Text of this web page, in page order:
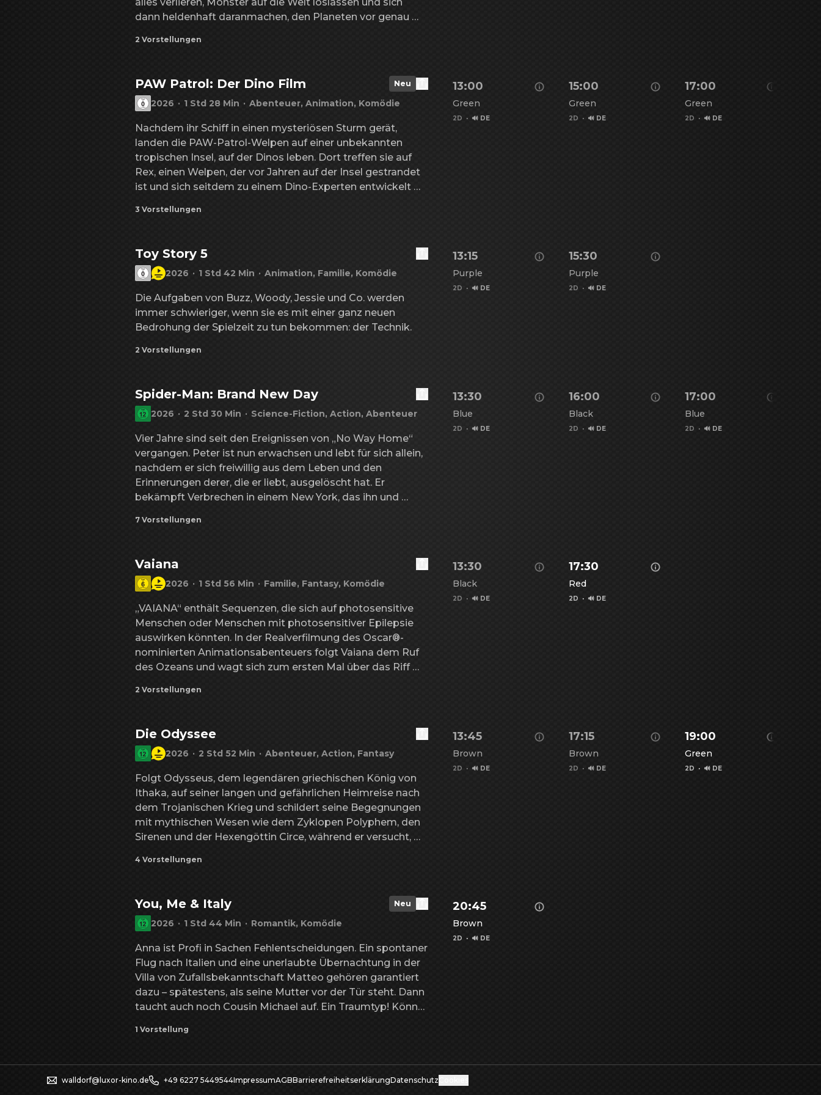
dann heldenhaft daranmachen, den Planeten vor genau
2 Vorstellungen
PAW Patrol: Der Dino Film Neu
2026 · 1 Std 28 Min · Abenteuer, Animation, Komödie
Nachdem ihr Schiff in einen mysteriösen Sturm gerät,
landen die PAW-Patrol-Welpen auf einer unbekannten
tropischen Insel, auf der Dinos leben. Dort treffen sie auf
Rex, einen Welpen, der vor Jahren auf der Insel gestrandet
ist und sich seitdem zu einem Dino-Experten entwickelt
Patrol, rücksichtslos mit dem Abbau der natürlichen
den Ausbruch eines großen Vulkans aus. Die PAW-Patrol-
Welpen werden in eine Reihe von spannenden, riesigen
Dinosaurier-Rettungsaktionen verwickelt, größer als alles,
aufhalten müssen, um die Insel zu schützen.
3 Vorstellungen
13:00
Green
2D · 🔊 DE
15:00
Green
2D · 🔊 DE
17:00
Green
2D · 🔊 DE
Toy Story 5
2026 · 1 Std 42 Min · Animation, Familie, Komödie
Die Aufgaben von Buzz, Woody, Jessie und Co. werden
immer schwieriger, wenn sie es mit einer ganz neuen
Bedrohung der Spielzeit zu tun bekommen: der Technik.
2 Vorstellungen
13:15
Purple
2D · 🔊 DE
15:30
Purple
2D · 🔊 DE
Spider-Man: Brand New Day
2026 · 2 Std 30 Min · Science-Fiction, Action, Abenteuer
Vier Jahre sind seit den Ereignissen von „No Way Home“
vergangen. Peter ist nun erwachsen und lebt für sich allein,
nachdem er sich freiwillig aus dem Leben und den
Erinnerungen derer, die er liebt, ausgelöscht hat. Er
bekämpft Verbrechen in einem New York, das ihn und
dem Schutz seiner Stadt: Spider-Man in Vollzeit. Doch mit
überraschende körperliche Veränderung aus, die seine
Existenz bedroht – gerade als eine seltsame neue Art von
Verbrechen eine der mächtigsten Bedrohungen
7 Vorstellungen
13:30
Blue
2D · 🔊 DE
16:00
Black
2D · 🔊 DE
17:00
Blue
2D · 🔊 DE
Vaiana
2026 · 1 Std 56 Min · Familie, Fantasy, Komödie
„VAIANA“ enthält Sequenzen, die sich auf photosensitive
Menschen oder Menschen mit photosensitiver Epilepsie
auswirken könnten. In der Realverfilmung des Oscar®-
nominierten Animationsabenteuers folgt Vaiana dem Ruf
des Ozeans und wagt sich zum ersten Mal über das Riff
berühmt-berüchtigten Halbgott Maui begibt sie sich auf
die Zukunft ihres Volkes zu sichern.
2 Vorstellungen
13:30
Black
2D · 🔊 DE
17:30
Red
2D · 🔊 DE
Die Odyssee
2026 · 2 Std 52 Min · Abenteuer, Action, Fantasy
Folgt Odysseus, dem legendären griechischen König von
Ithaka, auf seiner langen und gefährlichen Heimreise nach
dem Trojanischen Krieg und schildert seine Begegnungen
mit mythischen Wesen wie dem Zyklopen Polyphem, den
Sirenen und der Hexengöttin Circe, während er versucht,
4 Vorstellungen
13:45
Brown
2D · 🔊 DE
17:15
Brown
2D · 🔊 DE
19:00
Green
2D · 🔊 DE
You, Me & Italy Neu
2026 · 1 Std 44 Min · Romantik, Komödie
Anna ist Profi in Sachen Fehlentscheidungen. Ein spontaner
Flug nach Italien und eine unerlaubte Übernachtung in der
Villa von Zufallsbekanntschaft Matteo gehören garantiert
dazu – spätestens, als seine Mutter vor der Tür steht. Dann
taucht auch noch Cousin Michael auf. Ein Traumtyp! Könnte
1 Vorstellung
20:45
Brown
2D · 🔊 DE
walldorf@luxor-kino.de +49 6227 5449544ImpressumAGBBarrierefreiheitserklärungDatenschutz